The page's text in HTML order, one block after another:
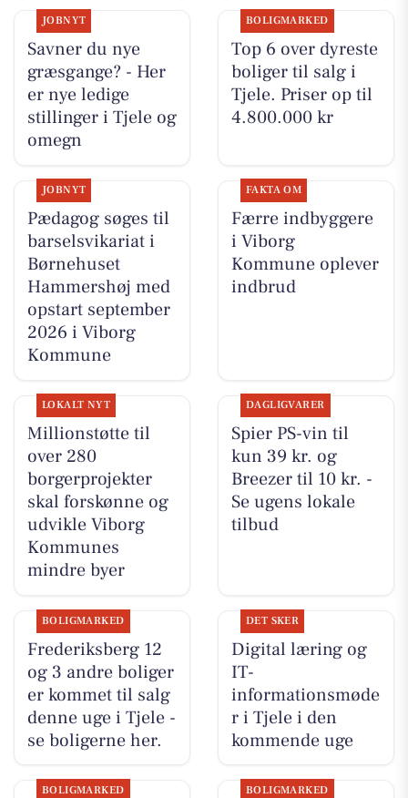
JOBNYT
Savner du nye
græsgange? - Her
er nye ledige
stillinger i Tjele og
omegn
BOLIGMARKED
Top 6 over dyreste
boliger til salg i
Tjele. Priser op til
4.800.000 kr
JOBNYT
Pædagog søges til
barselsvikariat i
Børnehuset
Hammershøj med
opstart september
2026 i Viborg
Kommune
FAKTA OM
Færre indbyggere
i Viborg
Kommune oplever
indbrud
LOKALT NYT
Millionstøtte til
over 280
borgerprojekter
skal forskønne og
udvikle Viborg
Kommunes
mindre byer
DAGLIGVARER
Spier PS-vin til
kun 39 kr. og
Breezer til 10 kr. -
Se ugens lokale
tilbud
BOLIGMARKED
Frederiksberg 12
og 3 andre boliger
er kommet til salg
denne uge i Tjele -
se boligerne her.
DET SKER
Digital læring og
IT-
informationsmøde
r i Tjele i den
kommende uge
BOLIGMARKED BOLIGMARKED